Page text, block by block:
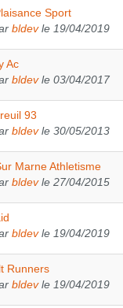
Sport
bldevle 19/04/2019
Ac
bldevle 03/04/2017
93
bldevle 30/05/2013
Marne Athletisme
bldevle 27/04/2015
bldevle 19/04/2019
Runners
bldevle 19/04/2019